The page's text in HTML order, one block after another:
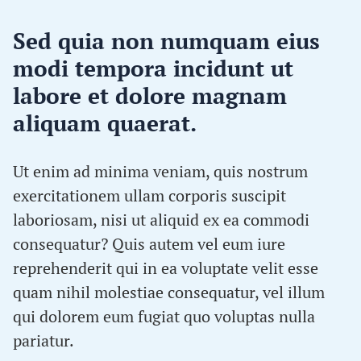
Sed quia non numquam eius
modi tempora incidunt ut
labore et dolore magnam
aliquam quaerat.
Ut enim ad minima veniam, quis nostrum
exercitationem ullam corporis suscipit
laboriosam, nisi ut aliquid ex ea commodi
consequatur? Quis autem vel eum iure
reprehenderit qui in ea voluptate velit esse
quam nihil molestiae consequatur, vel illum
qui dolorem eum fugiat quo voluptas nulla
pariatur.